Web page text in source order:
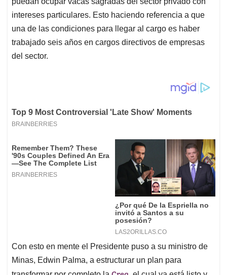
intereses particulares. Esto haciendo referencia a que
una de las condiciones para llegar al cargo es haber
trabajado seis años en cargos directivos de empresas
del sector.
Con esto en mente el Presidente puso a su ministro de
Minas, Edwin Palma, a estructurar un plan para